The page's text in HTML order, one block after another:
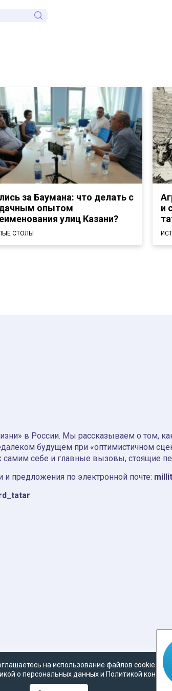
за Баумана: что делать с
опытом
улиц Казани?
СТОЛЫ
и
в России. Мы рассказываем о том,
будущем при «оптимистичном
самим себе и главные вызовы, стоящие
предложения по электронной почте:
на использование файлов cookie в
о персональных данныхи Политикой